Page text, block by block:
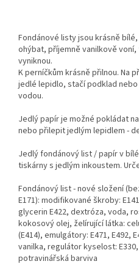
Fondánové listy jsou krásně
ohýbat, příjemně vanilkově
vyniknou.
K perníčkům krásně přilnou. Na
jedlé lepidlo, stačí podklad
vodou.
Jedlý papír je možné pokládat
nebo přilepit jedlým lepidlem -
Jedlý fondánový list / papír v
tiskárny s jedlým inkoustem.
Fondánový list - nové složení
E171): modifikované škroby:
glycerin E422, dextróza, voda,
kokosový olej, želírující látka:
(E414), emulgátory: E471, E492,
vanilka, regulátor kyselost:
potravinářská barviva